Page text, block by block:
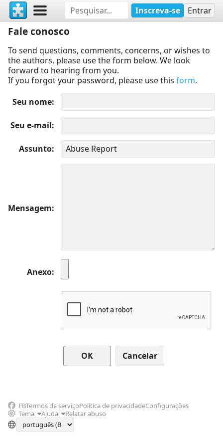
Inscreva-se Entrar
Fale conosco
To send questions, comments, concerns, or wishes to
the authors, please use the form below. We look
forward to hearing from you.
If you forgot your password, please use this form.
Seu nome
Seu e-mail
Assunto
Mensagem
Anexo
Cancelar
FBTermos de serviçoPolítica de privacidadeConfigurações
Tema
Ajuda Relatar abuso